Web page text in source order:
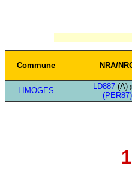
Commune NRA/
LIMOGES LD887 (A)
(PER87)
1